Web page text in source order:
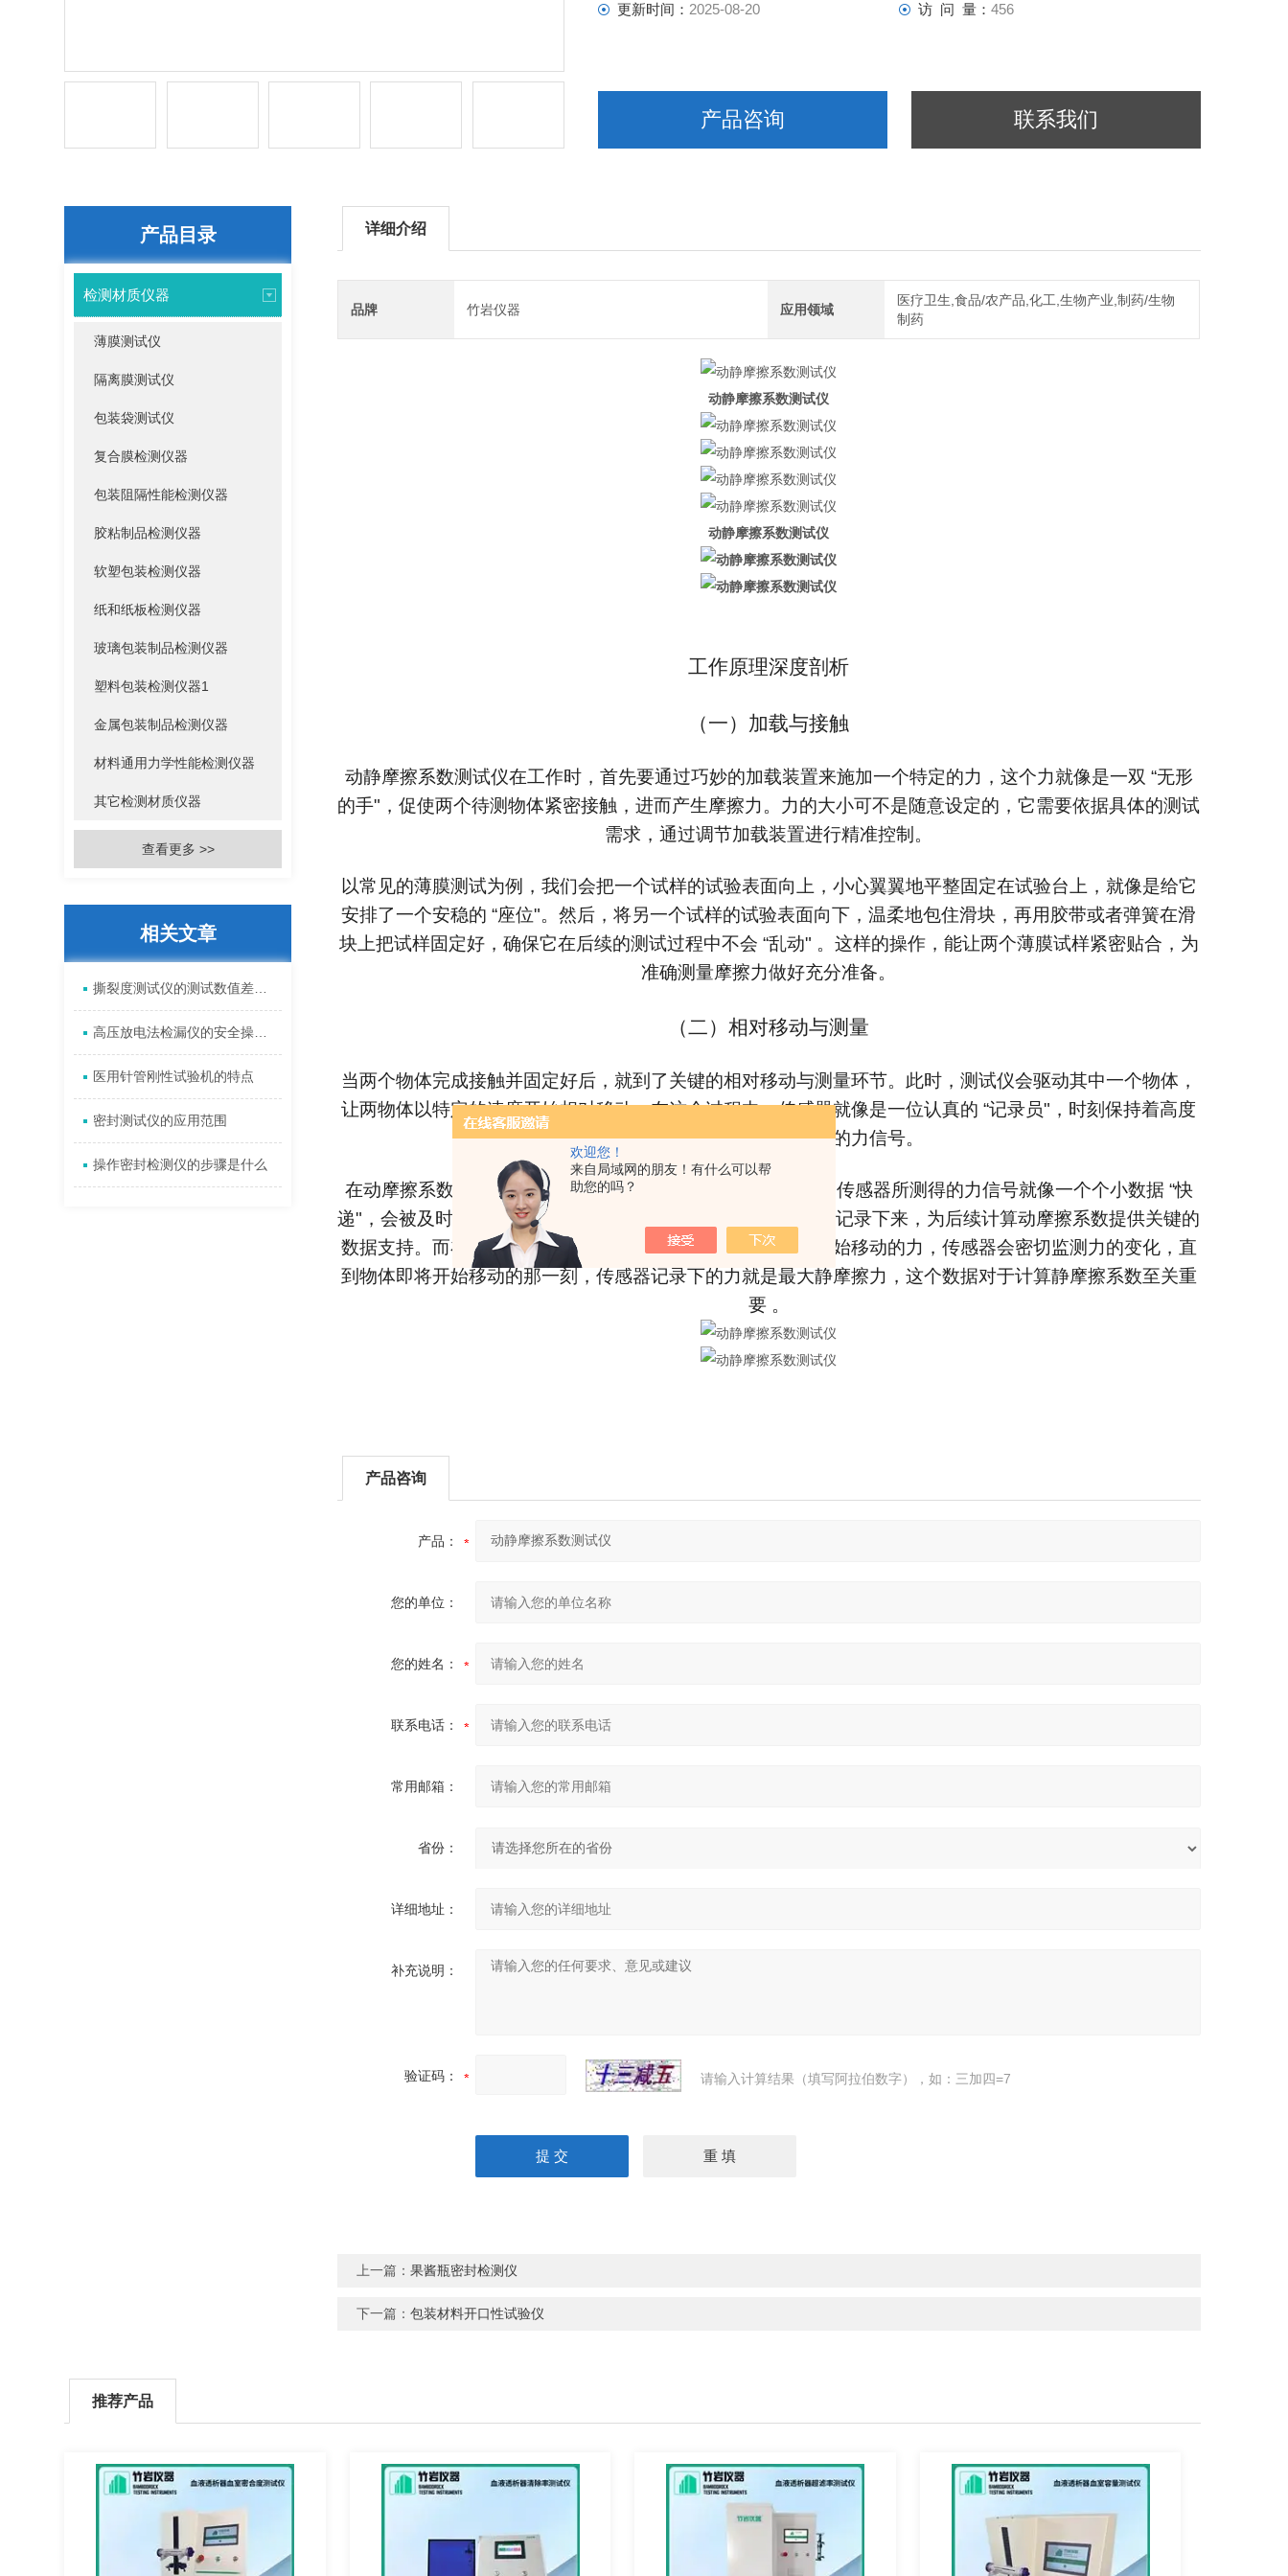
欢迎您！
来自局域网的朋友！有什么可以帮
助您的吗？
更新时间： 2025-08-20 访 问 量：456
产品咨询 联系我们
详细介绍
品牌 竹岩仪器 应用领域
医疗卫生,食品/农产品,化工,生物产业,制药/生物
制药
动静摩擦系数测试仪
动静摩擦系数测试仪
工作原理深度剖析
（一）加载与接触
动静摩擦系数测试仪在工作时，首先要通过巧妙的加载装置来施加一个特定的力，这个力就像是一双 “无形
的手"，促使两个待测物体紧密接触，进而产生摩擦力。力的大小可不是随意设定的，它需要依据具体的测试
需求，通过调节加载装置进行精准控制。
以常见的薄膜测试为例，我们会把一个试样的试验表面向上，小心翼翼地平整固定在试验台上，就像是给它
安排了一个安稳的 “座位"。然后，将另一个试样的试验表面向下，温柔地包住滑块，再用胶带或者弹簧在滑
块上把试样固定好，确保它在后续的测试过程中不会 “乱动" 。这样的操作，能让两个薄膜试样紧密贴合，为
准确测量摩擦力做好充分准备。
（二）相对移动与测量
当两个物体完成接触并固定好后，就到了关键的相对移动与测量环节。此时，测试仪会驱动其中一个物体，
让两物体以特定的速度开始相对移动。在这个过程中，传感器就像是一位认真的 “记录员"，时刻保持着高度
的专注，精准地记录下所需的力信号。
在动摩擦系数的测量时，两表面会以恒定速度持续相对移动。传感器所测得的力信号就像一个个小数据 “快
递"，会被及时放大后送入记录器。记录器会将这些信号完整地记录下来，为后续计算动摩擦系数提供关键的
数据支持。而在测量静摩擦系数时，当我们逐渐增加使物体开始移动的力，传感器会密切监测力的变化，直
到物体即将开始移动的那一刻，传感器记录下的力就是最大静摩擦力，这个数据对于计算静摩擦系数至关重
要 。
产品咨询
产品：
您的单位：
您的姓名：
联系电话：
常用邮箱：
省份：
详细地址：
补充说明：
验证码： 请输入计算结果（填写阿拉伯数字），如：三加四=7
上一篇： 果酱瓶密封检测仪
下一篇： 包装材料开口性试验仪
产品目录
检测材质仪器
薄膜测试仪
隔离膜测试仪
包装袋测试仪
复合膜检测仪器
包装阻隔性能检测仪器
胶粘制品检测仪器
软塑包装检测仪器
纸和纸板检测仪器
玻璃包装制品检测仪器
塑料包装检测仪器1
金属包装制品检测仪器
材料通用力学性能检测仪器
其它检测材质仪器
查看更多 >>
相关文章
医用针管刚性试验机的特点
密封测试仪的应用范围
操作密封检测仪的步骤是什么
推荐产品